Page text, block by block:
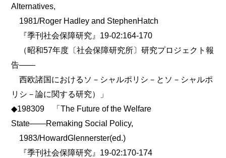
Alternatives,
1981/Roger Hadley and StephenHatch
『季刊社会保障研究』19-02:164-170
（昭和57年度〔社会保障研究所〕研究プロジェクト報
告――
西欧諸国におけるソ－シャルポリシ－とソ－シャルポ
リシ－論に関する研究）」
◆198309 「The Future of the Welfare
State――Remaking Social Policy,
1983/HowardGlennerster(ed.)
『季刊社会保障研究』19-02:170-174